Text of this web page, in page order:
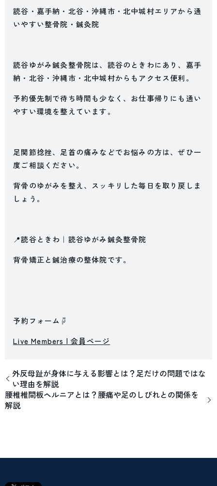
読谷・嘉手納・北谷・沖縄市・北中城村エリアから通
いやすい整骨院・鍼灸院
読谷ゆがみ鍼灸整骨院は、読谷のときわにあり、嘉手
納・北谷・沖縄市・北中城村からもアクセス便利。
予約優先制で待ち時間も少なく、お仕事帰りにも通い
やすい環境を整えています。
足関節捻挫、足首の痛みなどでお悩みの方は、ぜひ一
度ご相談ください。
背骨のゆがみを整え、スッキリした毎日を取り戻しま
しょう。
📍読谷ときわ｜読谷ゆがみ鍼灸整骨院
背骨矯正と鍼治療の整体院です。
予約フォーム☟
Live Members | 会員ページ
外反母趾が身体に与える影響とは？足だけの問題ではな
い理由を解説
腰椎椎間板ヘルニアとは？腰痛や足のしびれとの関係を
解説